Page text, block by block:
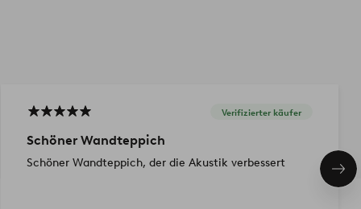
Verifizierter käufer
Schöner Wandteppich
Schöner Wandteppich, der die Akustik verbessert